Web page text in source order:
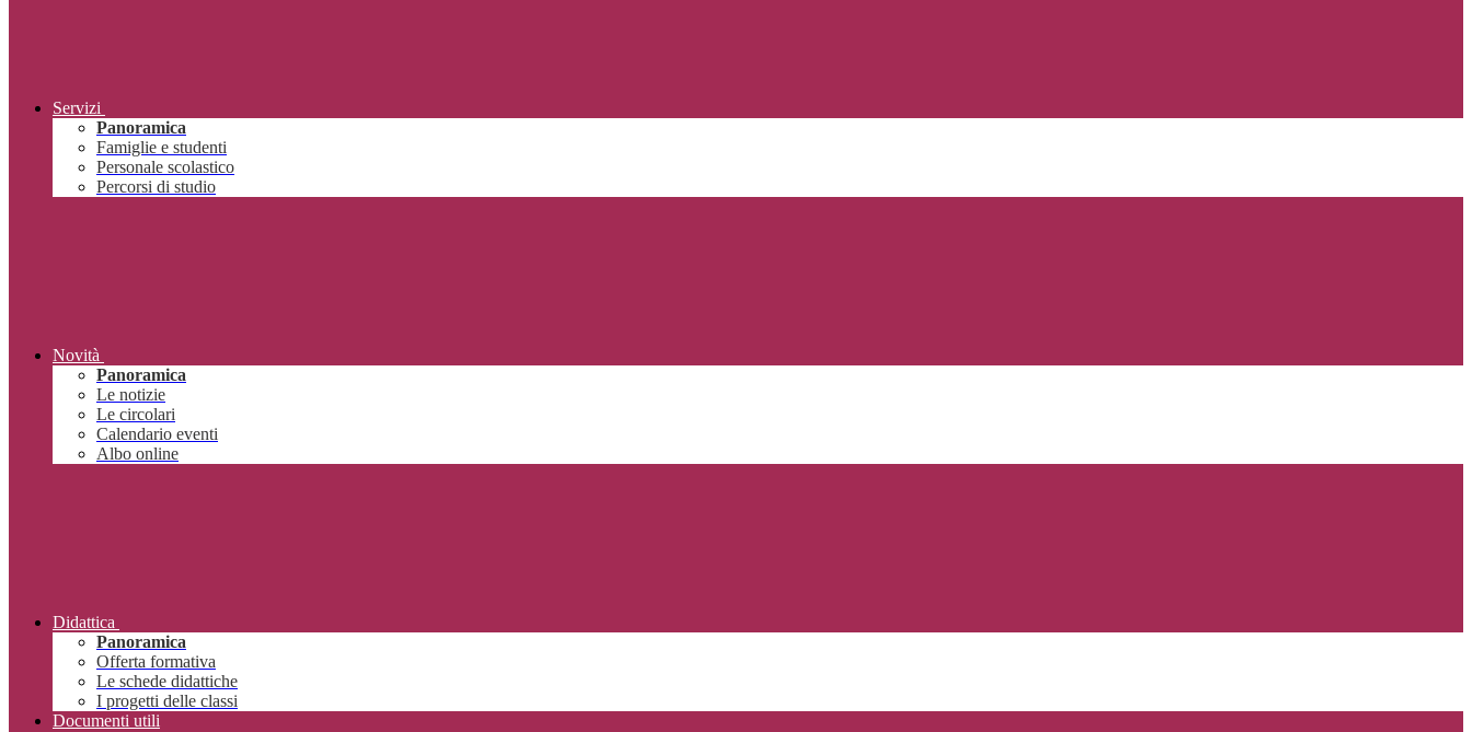
Servizi
Panoramica
Famiglie e studenti
Personale scolastico
Percorsi di studio
Novità
Panoramica
Le notizie
Le circolari
Calendario eventi
Albo online
Didattica
Panoramica
Offerta formativa
Le schede didattiche
I progetti delle classi
Documenti utili